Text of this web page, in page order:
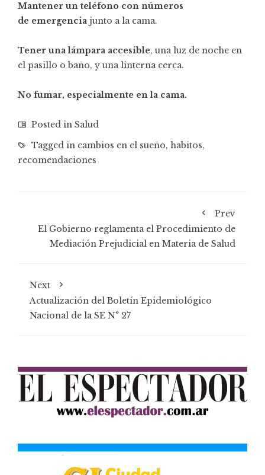
Mantener un teléfono con números
de emergencia junto a la cama.
Tener una lámpara accesible, una luz de noche en
el pasillo o baño, y una linterna cerca.
No fumar, especialmente en la cama.
Posted in Salud
Tagged in cambios en el sueño, habitos,
recomendaciones
Prev
El Gobierno reglamenta el Procedimiento de
Mediación Prejudicial en Materia de Salud
Next
Actualización del Boletín Epidemiológico
Nacional de la SE N° 27